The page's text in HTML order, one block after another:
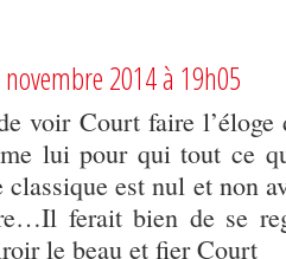
2014 à 19h05
voir Court faire l’éloge
lui pour qui tout ce
classique est nul et non
ferait bien de se
le beau et fier Court